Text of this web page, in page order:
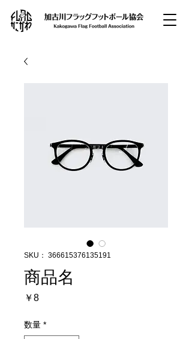
SKU： 366615376135191
商品名
￥8価
数量 *